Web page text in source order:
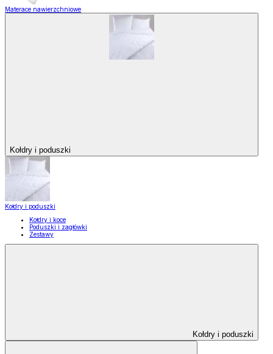
Materace nawierzchniowe
Kołdry i poduszki
Kołdry i poduszki
Kołdry i koce
Poduszki i zagłówki
Zestawy
Kołdry i poduszki